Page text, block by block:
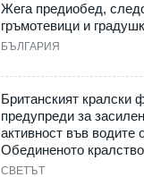
Жега предиобед,
гръмотевици и
БЪЛГАРИЯ
Британският кралски
предупреди за
активност във водите
Обединеното кралство
СВЕТЪТ